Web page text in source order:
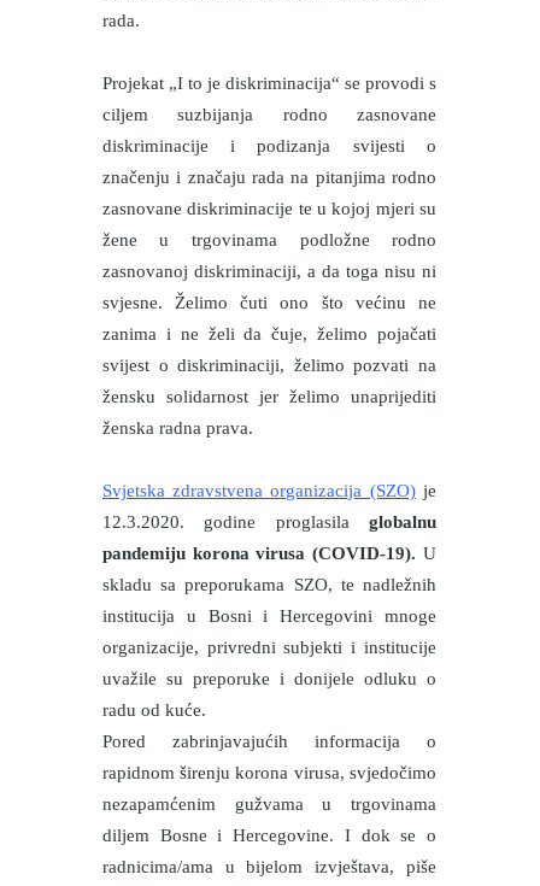
rada.
Projekat „I to je diskriminacija“ se provodi s
ciljem suzbijanja rodno zasnovane
diskriminacije i podizanja svijesti o
značenju i značaju rada na pitanjima rodno
zasnovane diskriminacije te u kojoj mjeri su
žene u trgovinama podložne rodno
zasnovanoj diskriminaciji, a da toga nisu ni
svjesne. Želimo čuti ono što većinu ne
zanima i ne želi da čuje, želimo pojačati
svijest o diskriminaciji, želimo pozvati na
žensku solidarnost jer želimo unaprijediti
ženska radna prava.
Svjetska zdravstvena organizacija (SZO) je
12.3.2020. godine proglasilaglobalnu
pandemiju korona virusa (COVID-19).U
skladu sa preporukama SZO, te nadležnih
institucija u Bosni i Hercegovini mnoge
organizacije, privredni subjekti i institucije
uvažile su preporuke i donijele odluku o
radu od kuće.
Pored zabrinjavajućih informacija o
rapidnom širenju korona virusa, svjedočimo
nezapamćenim gužvama u trgovinama
diljem Bosne i Hercegovine. I dok se o
radnicima/ama u bijelom izvještava, piše